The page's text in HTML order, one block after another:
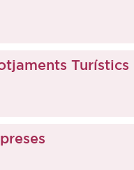
Turístics